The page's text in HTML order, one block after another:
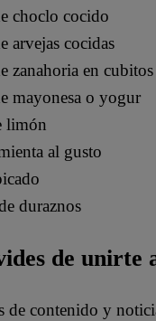
choclo cocido
arvejas cocidas
zanahoria en cubitos
mayonesa o yogur
limón
al gusto
duraznos
de
de contenido y